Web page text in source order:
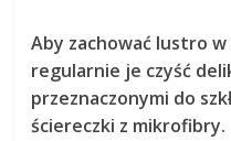
Aby zachować lustro
regularnie je czyść
przeznaczonymi do
ściereczki z mikrofibry.